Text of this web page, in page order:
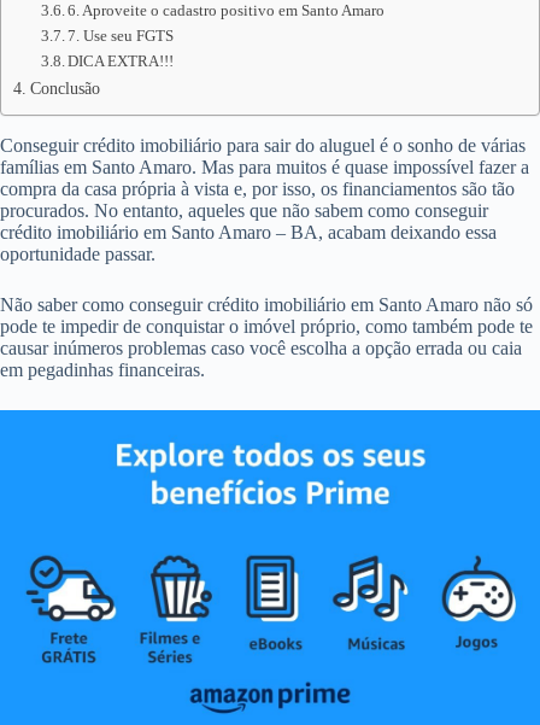
6. Aproveite o cadastro positivo em Santo Amaro
7. Use seu FGTS
DICA EXTRA!!!
Conclusão
Conseguir crédito imobiliário para sair do aluguel é o sonho de várias
famílias em Santo Amaro. Mas para muitos é quase impossível fazer a
compra da casa própria à vista e, por isso, os financiamentos são tão
procurados. No entanto, aqueles que não sabem como conseguir
crédito imobiliário em Santo Amaro – BA, acabam deixando essa
oportunidade passar.
Não saber como conseguir crédito imobiliário em Santo Amaro não só
pode te impedir de conquistar o imóvel próprio, como também pode te
causar inúmeros problemas caso você escolha a opção errada ou caia
em pegadinhas financeiras.